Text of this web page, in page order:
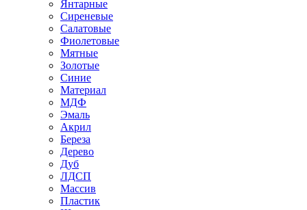
Янтарные
Сиреневые
Салатовые
Фиолетовые
Мятные
Золотые
Синие
Материал
МДФ
Эмаль
Акрил
Береза
Дерево
Дуб
ЛДСП
Массив
Пластик